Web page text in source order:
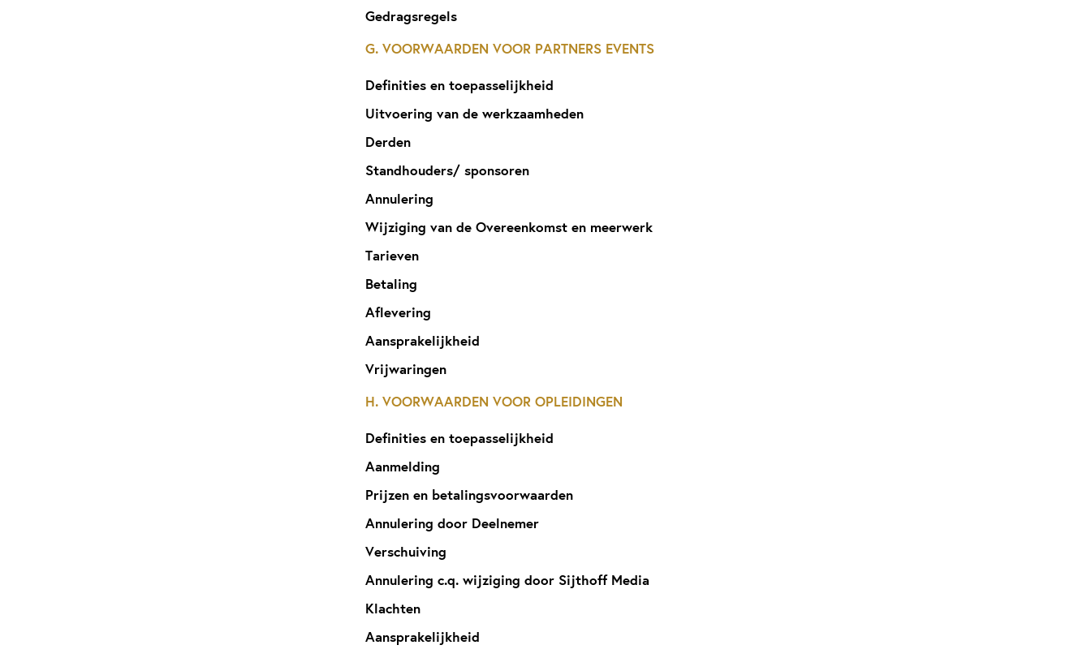
Gedragsregels
G. VOORWAARDEN VOOR PARTNERS EVENTS
Definities en toepasselijkheid
Uitvoering van de werkzaamheden
Derden
Standhouders/ sponsoren
Annulering
Wijziging van de Overeenkomst en meerwerk
Tarieven
Betaling
Aflevering
Aansprakelijkheid
Vrijwaringen
H. VOORWAARDEN VOOR OPLEIDINGEN
Definities en toepasselijkheid
Aanmelding
Prijzen en betalingsvoorwaarden
Annulering door Deelnemer
Verschuiving
Annulering c.q. wijziging door Sijthoff Media
Klachten
Aansprakelijkheid